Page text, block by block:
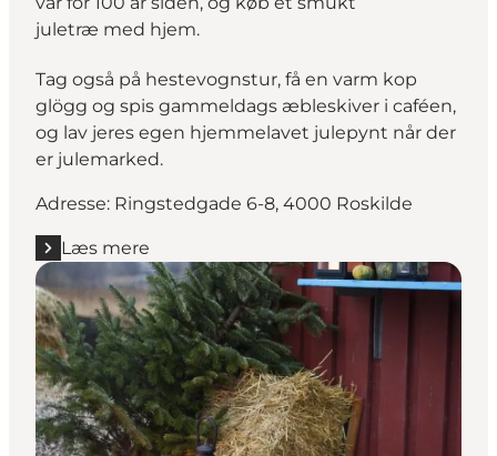
juletræ med hjem.
Tag også på hestevognstur, få en varm kop
glögg og spis gammeldags æbleskiver i caféen,
og lav jeres egen hjemmelavet julepynt når der
er julemarked.
Adresse: Ringstedgade 6-8, 4000 Roskilde
Læs mere